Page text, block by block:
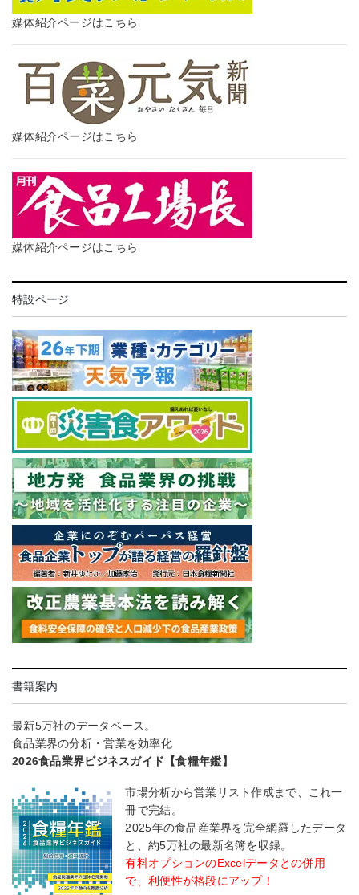
媒体紹介ページはこちら
媒体紹介ページはこちら
媒体紹介ページはこちら
特設ページ
書籍案内
最新5万社のデータベース。
食品業界の分析・営業を効率化
2026食品業界ビジネスガイド【食糧年鑑】
市場分析から営業リスト作成まで、これ一
冊で完結。
2025年の食品産業界を完全網羅したデータ
と、約5万社の最新名簿を収録。
有料オプションのExcelデータとの併用
で、利便性が格段にアップ！